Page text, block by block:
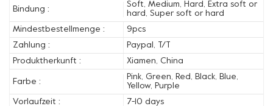
Bindung :
Soft, Medium, Hard, Extra soft or
hard, Super soft or hard
Mindestbestellmenge :
9pcs
Zahlung :
Paypal, T/T
Produktherkunft :
Xiamen, China
Farbe :
Pink, Green, Red, Black, Blue,
Yellow, Purple
Vorlaufzeit :
7-10 days